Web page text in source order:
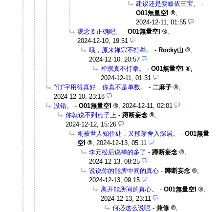
建议还是要皈依三宝。
-
O01無量空I
2024-12-11, 01:55
观念要正确吧。
- O01無量空I
2024-12-10, 19:51
哦，原来禅宗不打拳。
- Rocky山
2024-12-10, 20:57
禅宗真不打拳。
- O01無量空I
2024-12-11, 01:31
“们”字用得真好，你真不是单数。
- 二麻子
2024-12-10, 23:18
没错。
- O01無量空I
2024-12-11, 02:01
你就说不到点子上 - 蹲断妄念
2024-12-12, 15:26
刚被世人知住处，又移茅舍入深居。
- O01無量
空I
2024-12-13, 05:11
李元松后说禅的多了 - 蹲断妄念
2024-12-13, 08:25
说说你的能所中间的真心 - 蹲断妄念
2024-12-13, 09:15
离开能所间的真心。
- O01無量空I
2024-12-13, 23:11
何必这么说呢 - 兼修